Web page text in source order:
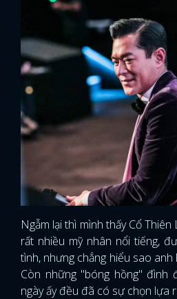
Ngẫm lại thì mình thấy Cổ
rất nhiều mỹ nhân nổi tiếng,
tình, nhưng chẳng hiểu sao anh
Còn những "bóng hồng" đình
ngày ấy đều đã có sự chọn lựa